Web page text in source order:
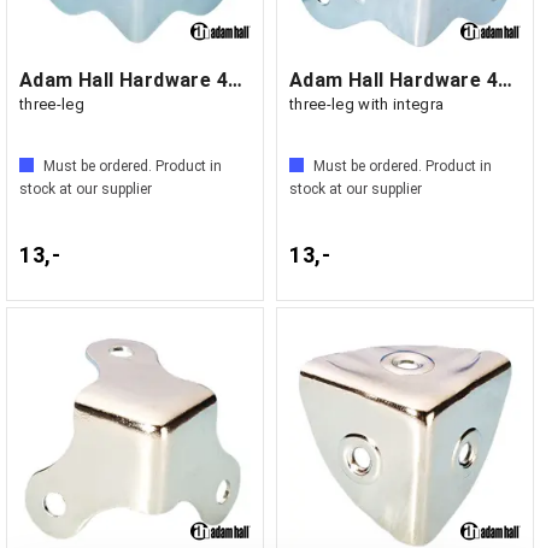
Adam Hall Hardware 4004 - Case Corner
three-leg
Must be ordered. Product in
stock at our supplier
13,-
Adam Hall Hardware 4005 - Case Corner
three-leg with integra
Must be ordered. Product in
stock at our supplier
13,-